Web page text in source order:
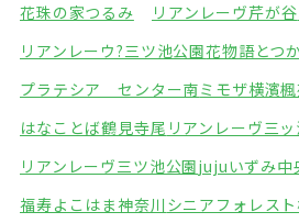
花珠の家つるみ リアンレーヴ芹が谷
リアンレーウ?三ツ池公園花物語とつか
プラテシア センター南ミモザ横濱
はなことば鶴見寺尾 リアンレーヴ三
リアンレーヴ三ツ池公園jujuいずみ中
福寿よこはま神奈川 シニアフォレス